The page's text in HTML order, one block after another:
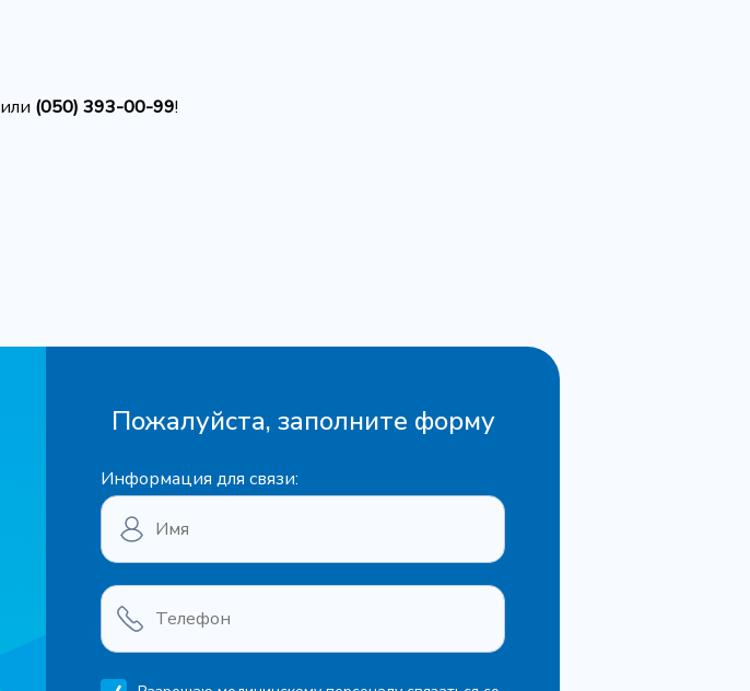
или (050) 393-00-99!
Пожалуйста, заполните форму
Информация для связи: